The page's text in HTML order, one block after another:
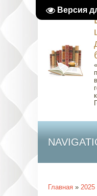
Версия
Главная » 2025